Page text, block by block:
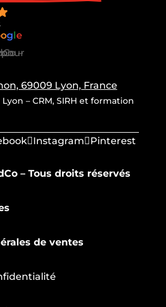
og e
69009 Lyon, France
– CRM, SIRH et formation
Instagram
Pinterest
– Tous droits réservés
de ventes